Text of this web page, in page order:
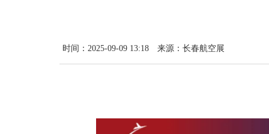
时间：2025-09-09 13:18 来源：长春航空展